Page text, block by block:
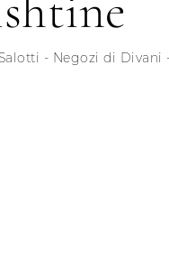
Salotti - Negozi di Divani